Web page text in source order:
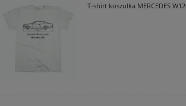
T-shirt koszulka MERCEDES